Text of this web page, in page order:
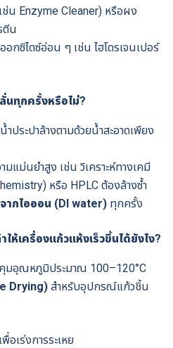
ช่น Enzyme Cleaner) หรือผง
ตีน
อกซิไดซ์อ่อน ๆ เช่น ไฮโดรเจนเปอร์
นทุกครั้งหรือไม่?
ประปาล้างตามด้วยน้ำสะอาดเพียง
แม่นยำสูง เช่น วิเคราะห์ทางเคมี
หรือ HPLC ต้องล้างซ้ำ
ากไอออน (DI water) ทุกครั้ง
ให้เครื่องแก้วแห้งเร็วขึ้นได้ยังไง?
มอุณหภูมิประมาณ 100–120°C
Drying) สำหรับอุปกรณ์แก้วชิ้น
พื่อเร่งการระเหย